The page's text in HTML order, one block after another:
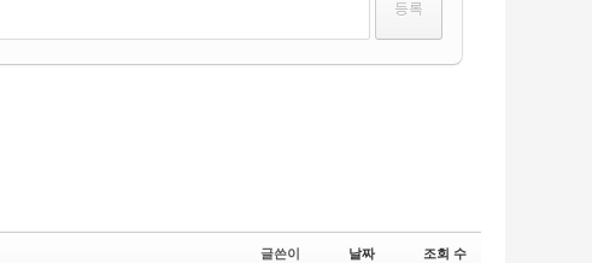
글쓴이 날짜 조회 수